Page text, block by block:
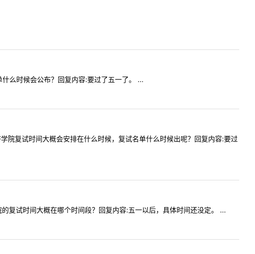
么时候会公布？回复内容:要过了五一了。 ...
复试时间大概会安排在什么时候，复试名单什么时候出呢？回复内容:要过
试时间大概在哪个时间段？回复内容:五一以后，具体时间还没定。 ...